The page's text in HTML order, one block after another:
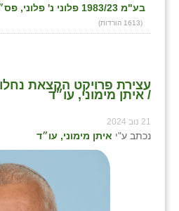
בע"מ 1983/23 פלוני נ' פלוני, פס״ד מיום 10.8.2023.
(1613 הורדות)
עצירת פרויקט הקצאת
/ איתן מימוני, עו״ד
21 נוב 2024
נכתב ע"י איתן מימוני, עו״ד